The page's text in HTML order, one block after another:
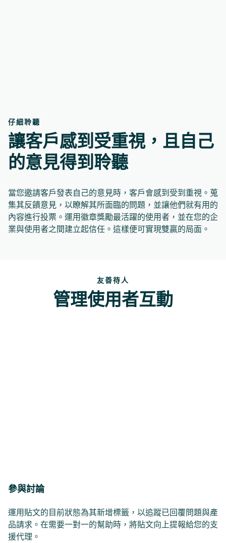
仔細聆聽
讓客戶感到受重視，且自己
的意見得到聆聽
當您邀請客戶發表自己的意見時，客戶會感到受到重視。蒐
集其反饋意見，以瞭解其所面臨的問題，並讓他們就有用的
內容進行投票。運用徽章獎勵最活躍的使用者，並在您的企
業與使用者之間建立起信任。這樣便可實現雙贏的局面。
友善待人
管理使用者互動
參與討論
運用貼文的目前狀態為其新增標籤，以追蹤已回覆問題與產
品請求。在需要一對一的幫助時，將貼文向上提報給您的支
援代理。